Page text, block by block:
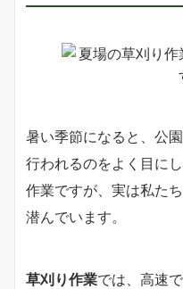
暑い季節になると、公
行われるのをよく目に
作業ですが、実は私た
潜んでいます。
草刈り作業では、高速